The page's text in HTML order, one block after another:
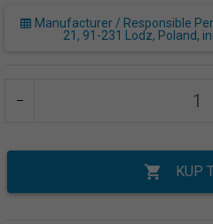
Manufacturer / Responsible
21, 91-231 Lodz, Poland,
KUP